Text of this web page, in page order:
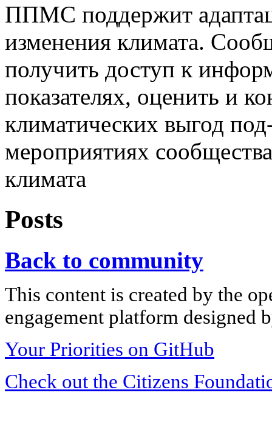
ППМС поддержит
изменения климата.
получить доступ к
показателях, оценить и
климатических выгод
мероприятиях
климата
Posts
Back to community
This content is created by the
engagement platform designed
Your Priorities on GitHub
Check out the Citizens